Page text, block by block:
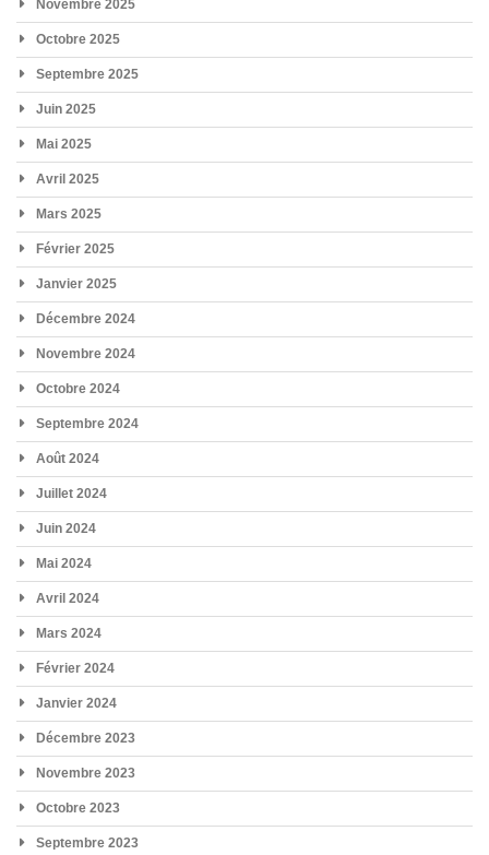
Novembre 2025
Octobre 2025
Septembre 2025
Juin 2025
Mai 2025
Avril 2025
Mars 2025
Février 2025
Janvier 2025
Décembre 2024
Novembre 2024
Octobre 2024
Septembre 2024
Août 2024
Juillet 2024
Juin 2024
Mai 2024
Avril 2024
Mars 2024
Février 2024
Janvier 2024
Décembre 2023
Novembre 2023
Octobre 2023
Septembre 2023